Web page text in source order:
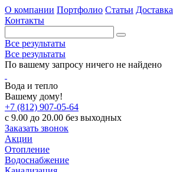
О компании Портфолио Статьи Доставка
Контакты
Все результаты
Все результаты
По вашему запросу ничего не найдено
Вода и тепло
Вашему дому!
+7 (812) 907-05-64
с 9.00 до 20.00 без выходных
Заказать звонок
Акции
Отопление
Водоснабжение